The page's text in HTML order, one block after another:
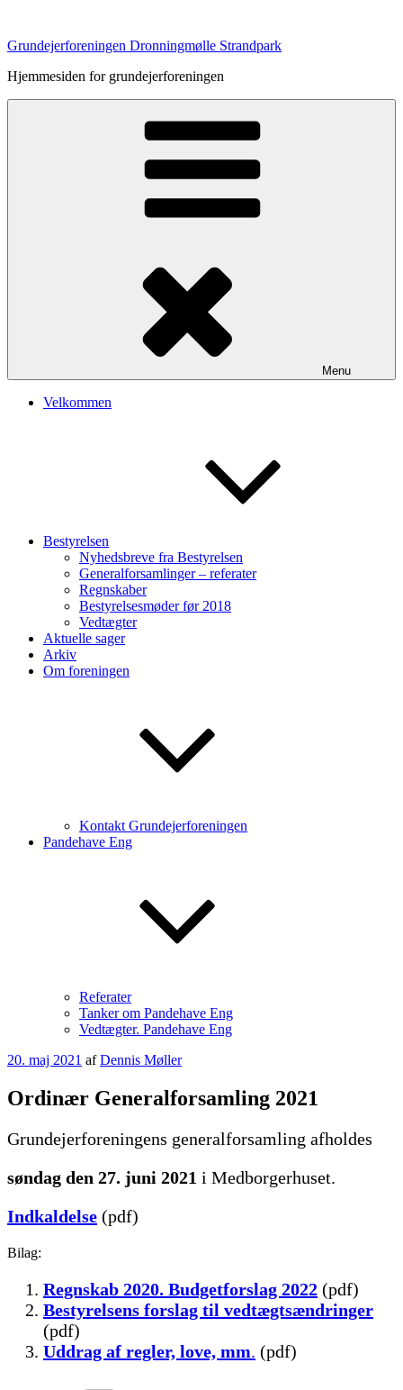
indhold
Grundejerforeningen Dronningmølle Strandpark
Hjemmesiden for grundejerforeningen
Menu
Velkommen
Bestyrelsen
Nyhedsbreve fra Bestyrelsen
Generalforsamlinger – referater
Regnskaber
Bestyrelsesmøder før 2018
Vedtægter
Aktuelle sager
Arkiv
Om foreningen
Kontakt Grundejerforeningen
Pandehave Eng
Referater
Tanker om Pandehave Eng
Vedtægter. Pandehave Eng
Udgivet
20. maj 2021 afDennis Møller
Ordinær Generalforsamling 2021
Grundejerforeningens generalforsamling afholdes
søndag den 27. juni 2021 i Medborgerhuset.
Indkaldelse (pdf)
Bilag:
Regnskab 2020. Budgetforslag 2022 (pdf)
Bestyrelsens forslag til vedtægtsændringer
(pdf)
Uddrag af regler, love, mm. (pdf)